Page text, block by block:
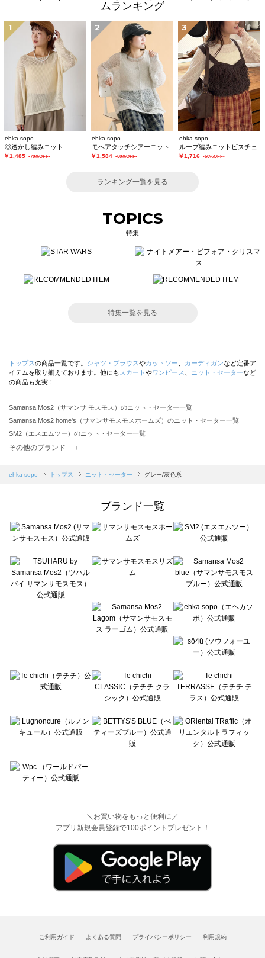
ムランキング
1
ehka sopo
◎透かし編みニット
￥1,485 -70%OFF-
2
ehka sopo
モヘアタッチシアーニット
￥1,584 -60%OFF-
3
ehka sopo
ループ編みニットビスチェ
￥1,716 -60%OFF-
ランキング一覧を見る
TOPICS
特集
特集一覧を見る
トップスの商品一覧です。 シャツ・ブラウスやカットソー カーディガンなど定番ア
イテムを取り揃えております。他にも スカート やワンピース ニット・セーターなど
の商品も充実！
Samansa Mos2（サマンサ モスモス）のニット・セーター一覧
Samansa Mos2 home's（サマンサモスモスホームズ）のニット・セーター一覧
SM2（エスエムツー）のニット・セーター一覧
Samansa Mos2 blue（サマンサモスモス ブルー）のニット・セーター一覧
sō4ū（ソウフォーユー）のニット・セーター一覧
Te chichi（テチチ）のニット・セーター一覧
Te chichi CLASSIC（テチチ クラシック）のニット・セーター一覧
Lugnoncure（ルノンキュール）のニット・セーター一覧
BETTY'S BLUE（べティーズブルー）のニット・セーター一覧
Wpc.（ワールドパーティー）のニット・セーター一覧
その他のブランド ＋
ehka sopo トップス ニット・セーター グレー/灰色系
ブランド一覧
＼お買い物をもっと便利に／
アプリ新規会員登録で100ポイントプレゼント！
ご利用ガイド よくある質問 プライバシーポリシー 利用規約